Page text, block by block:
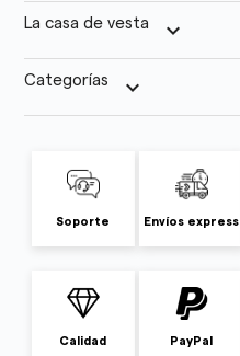
La casa de vesta keyboard_arrow_down
Categorías keyboard_arrow_down
Soporte Envíos express
Calidad PayPal